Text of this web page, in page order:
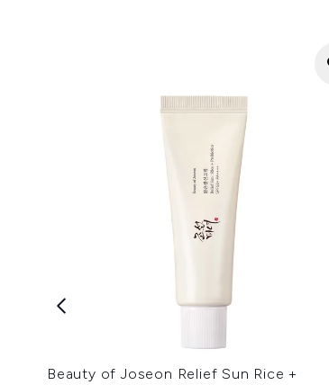
Beauty of Joseon Relief Sun Rice +